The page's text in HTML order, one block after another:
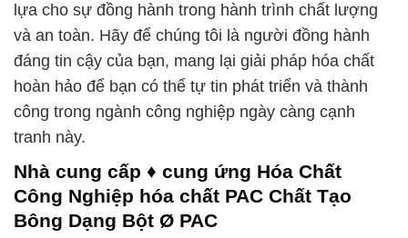
lựa cho sự đồng hành trong hành trình chất lượng
và an toàn. Hãy để chúng tôi là người đồng hành
đáng tin cậy của bạn, mang lại giải pháp hóa chất
hoàn hảo để bạn có thể tự tin phát triển và thành
công trong ngành công nghiệp ngày càng cạnh
tranh này.
Nhà cung cấp ♦ cung ứng Hóa Chất
Công Nghiệp hóa chất PAC Chất Tạo
Bông Dạng Bột Ø PAC